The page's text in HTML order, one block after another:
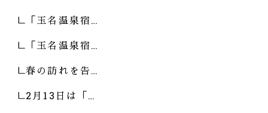
「玉名温泉宿…
「玉名温泉宿…
春の訪れを告…
2月13日は「…